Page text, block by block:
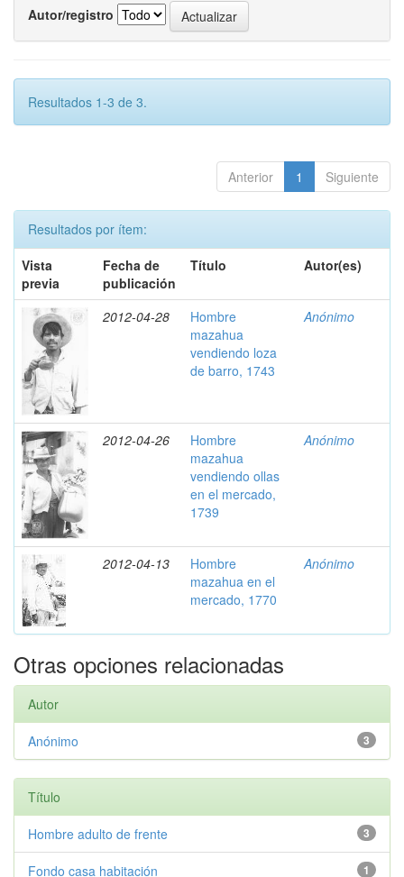
Autor/registro
Resultados 1-3 de 3.
Anterior 1 Siguiente
Resultados por ítem:
Vista
previa
Fecha de
publicación
Título Autor(es)
2012-04-28
Hombre
mazahua
vendiendo loza
de barro, 1743
Anónimo
2012-04-26
Hombre
mazahua
vendiendo ollas
en el mercado,
1739
Anónimo
2012-04-13
Hombre
mazahua en el
mercado, 1770
Anónimo
Otras opciones relacionadas
Autor
3
Anónimo
Título
3
Hombre adulto de frente
1
Fondo casa habitación